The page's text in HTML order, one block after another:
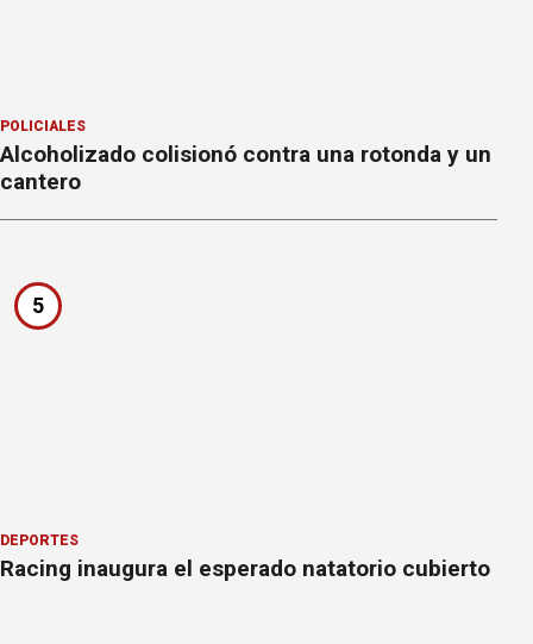
POLICIALES
Alcoholizado colisionó contra una rotonda y un
cantero
5
DEPORTES
Racing inaugura el esperado natatorio cubierto